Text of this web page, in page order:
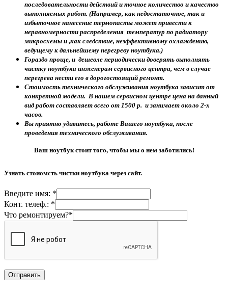
последовательности действий и точное количество и качество
выполняемых работ. (Например, как недостаточное, так и
избыточное нанесение термопасты может привести к
неравномерности распределения температур по радиатору
микросхемы и ,как следствие, неэффективному охлаждению,
ведущему к дальнейшему перегреву ноутбука.)
Гораздо проще, и дешевле периодически доверять выполнять
чистку ноутбука инженерам сервисного центра, чем в случае
перегрева нести его в дорогостоящий ремонт.
Стоимость технического обслуживания ноутбука зависит от
конкретной модели. В нашем сервисном центре цена на данный
вид работ составляет всего от 1500 р. и занимает около 2-х
часов.
Вы приятно удивитесь, работе Вашего ноутбука, после
проведения технического обслуживания.
Ваш ноутбук стоит того, чтобы мы о нем заботились!
Узнать стоиомсть чистки ноутбука через сайт.
Введите имя: *
Конт. телеф.: *
Что ремонтируем?*